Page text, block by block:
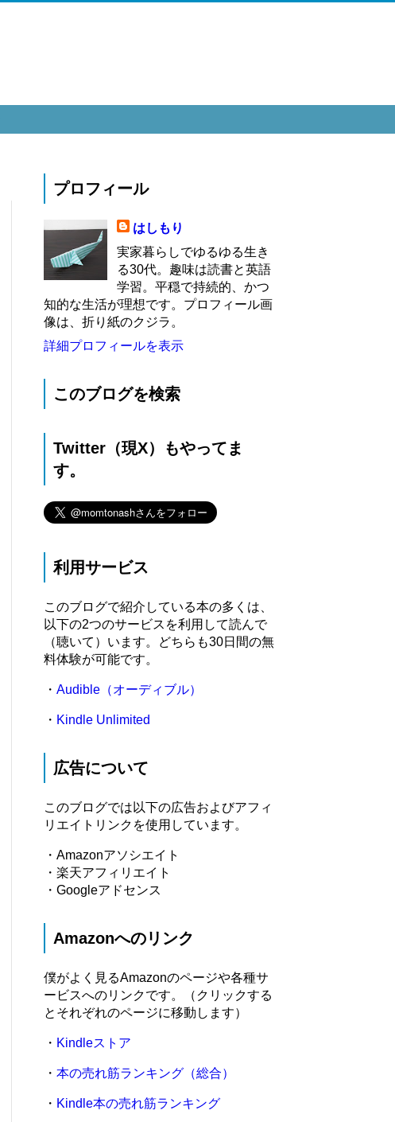
プロフィール
はしもり
実家暮らしでゆるゆる生き
る30代。趣味は読書と英語
学習。平穏で持続的、かつ
知的な生活が理想です。プロフィール画
像は、折り紙のクジラ。
詳細プロフィールを表示
このブログを検索
Twitter（現X）もやってま
す。
利用サービス
このブログで紹介している本の多くは、
以下の2つのサービスを利用して読んで
（聴いて）います。どちらも30日間の無
料体験が可能です。
・ Audible（オーディブル）
・ Kindle Unlimited
広告について
このブログでは以下の広告およびアフィ
リエイトリンクを使用しています。
・Amazonアソシエイト
・楽天アフィリエイト
・Googleアドセンス
Amazonへのリンク
僕がよく見るAmazonのページや各種サ
ービスへのリンクです。（クリックする
とそれぞれのページに移動します）
・ Kindleストア
・ 本の売れ筋ランキング（総合）
・ Kindle本の売れ筋ランキング